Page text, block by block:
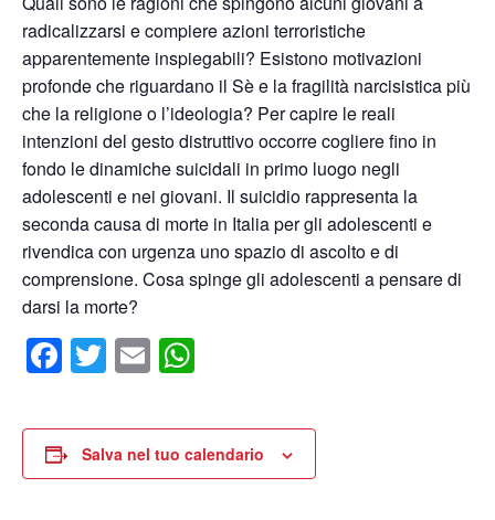
radicalizzarsi e compiere azioni terroristiche
apparentemente inspiegabili? Esistono motivazioni
profonde che riguardano il Sè e la fragilità narcisistica più
che la religione o l’ideologia? Per capire le reali
intenzioni del gesto distruttivo occorre cogliere fino in
fondo le dinamiche suicidali in primo luogo negli
adolescenti e nei giovani. Il suicidio rappresenta la
seconda causa di morte in Italia per gli adolescenti e
rivendica con urgenza uno spazio di ascolto e di
comprensione. Cosa spinge gli adolescenti a pensare di
darsi la morte?
Facebook
Twitter
Email
Salva nel tuo calendario